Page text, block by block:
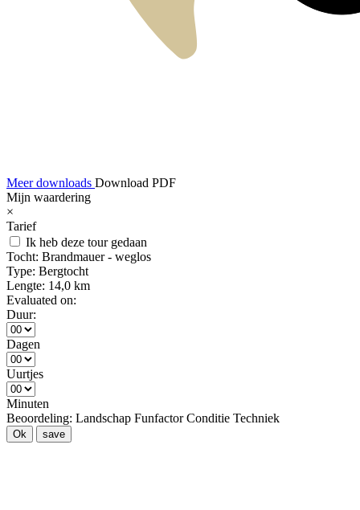
Meer downloads Download PDF
Mijn waardering
×
Tarief
Ik heb deze tour gedaan
Tocht: Brandmauer - weglos
Type: Bergtocht
Lengte: 14,0 km
Evaluated on:
Duur:
Dagen
Uurtjes
Minuten
Beoordeling: Landschap Funfactor Conditie Techniek
Ok save